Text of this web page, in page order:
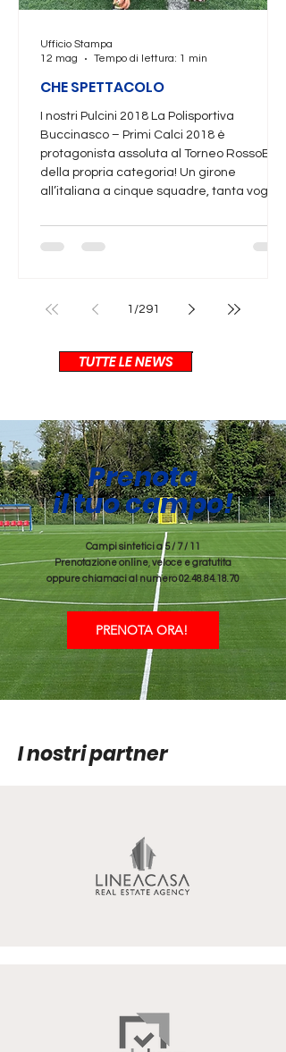
CHE SPETTACOLO
I nostri Pulcini 2018 La Polisportiva
Buccinasco – Primi Calci 2018 è
protagonista assoluta al Torneo RossoBlu
della propria categoria! Un girone
all’italiana a cinque squadre, tanta voglia
straordinario: 4 partite, 4 vittorie, TORNEO
VINTO! Un applauso enorme a tutte le
entusiasmo e fair play: Oratorio San
Ufficio Stampa
12 mag
Tempo di lettura: 1 min
1 /291
TUTTE LE NEWS
Prenota
il tuo campo!
Campi sintetici a 5 / 7 / 11
Prenotazione online veloce e gratutita
oppure chiamaci al numero02.48.84.18.70
PRENOTA ORA!
I nostri partner